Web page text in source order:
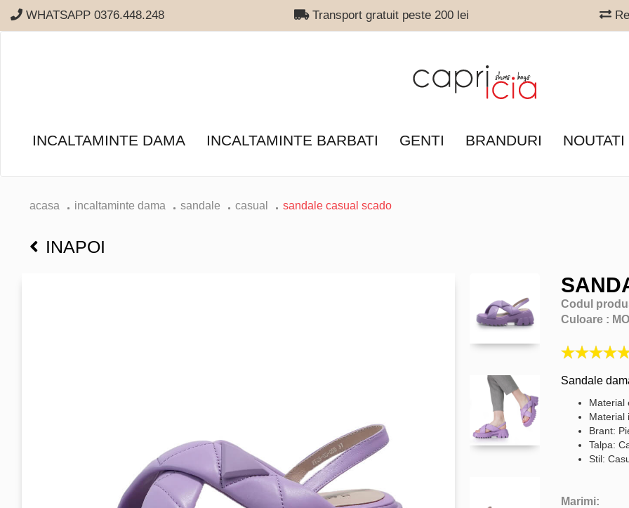
WHATSAPP 0376.448.248 Transport gratuit peste 200 lei
INCALTAMINTE DAMA INCALTAMINTE BARBATI GENTI BRANDURI NOUTATI
acasa incaltaminte dama sandale casual sandale casual scado
INAPOI
Codul
Culoare :
Sandale
Material
Material
Brant:
Talpa:
Stil:
Marimi: